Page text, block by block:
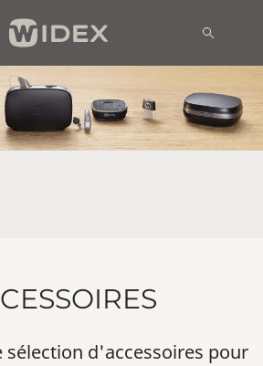
sélection d'accessoires pour